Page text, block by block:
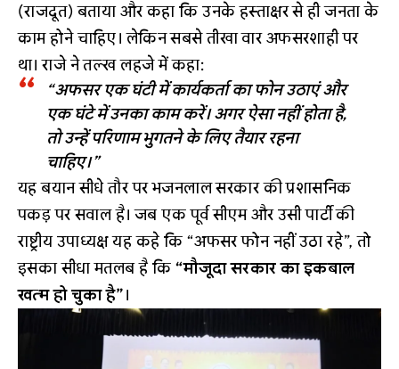
(राजदूत) बताया और कहा कि उनके हस्ताक्षर से ही जनता के
काम होने चाहिए। लेकिन सबसे तीखा वार अफसरशाही पर
था। राजे ने तल्ख लहजे में कहा:
“अफसर एक घंटी में कार्यकर्ता का फोन उठाएं और
एक घंटे में उनका काम करें। अगर ऐसा नहीं होता है,
तो उन्हें परिणाम भुगतने के लिए तैयार रहना
चाहिए।”
यह बयान सीधे तौर पर भजनलाल सरकार की प्रशासनिक
पकड़ पर सवाल है। जब एक पूर्व सीएम और उसी पार्टी की
राष्ट्रीय उपाध्यक्ष यह कहे कि “अफसर फोन नहीं उठा रहे”, तो
इसका सीधा मतलब है कि “मौजूदा सरकार का इकबाल
खत्म हो चुका है”।